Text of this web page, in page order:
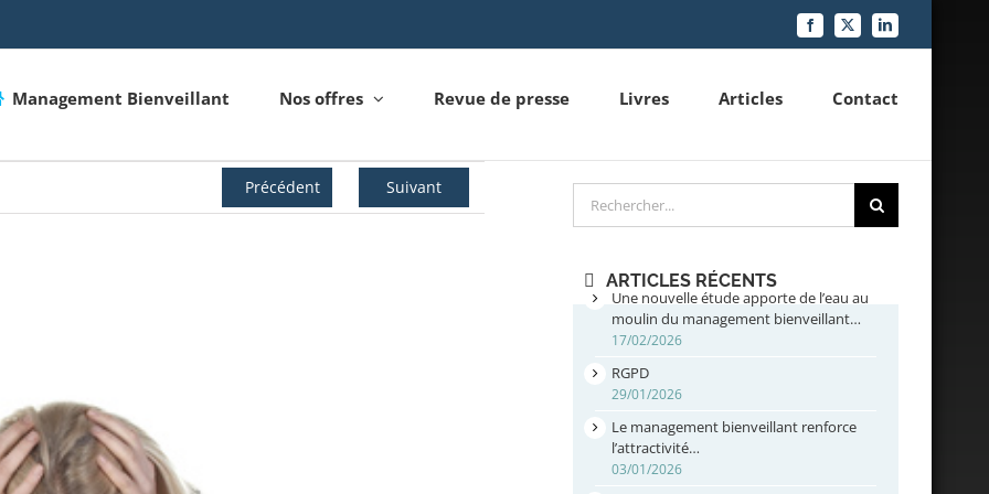
Facebook
X LinkedIn
Management Bienveillant Nos offres Revue de presse Livres Articles Contact
Précédent Suivant Rechercher
ARTICLES RÉCENTS
Une nouvelle étude apporte de l’eau au
moulin du management bienveillant…
17/02/2026
RGPD
29/01/2026
Le management bienveillant renforce
l’attractivité…
03/01/2026